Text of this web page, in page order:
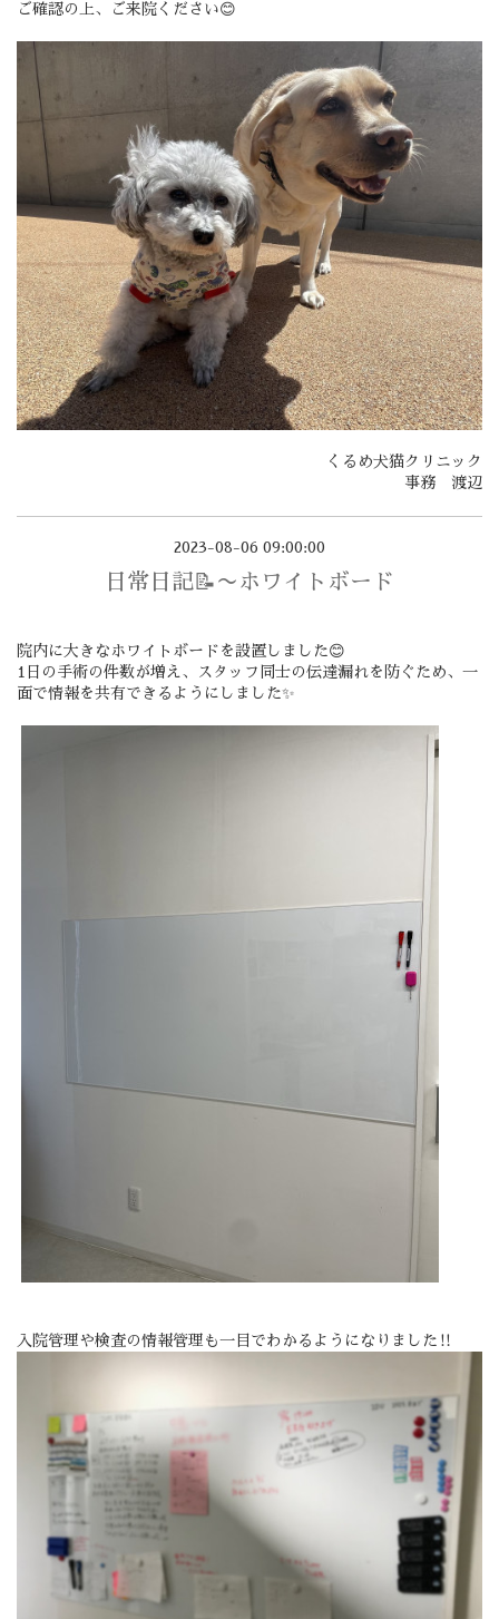
ご確認の上、ご来院ください😊
くるめ犬猫クリニック
事務 渡辺
2023-08-06 09:00:00
日常日記📝〜ホワイトボード
院内に大きなホワイトボードを設置しました😊
1日の手術の件数が増え、スタッフ同士の伝達漏れを防ぐため、一
面で情報を共有できるようにしました✨
入院管理や検査の情報管理も一目でわかるようになりました‼️